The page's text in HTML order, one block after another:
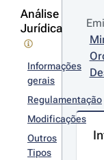
Análise
Jurídica
Informações
gerais
Regulamentação
Modificações
Outros
Tipos